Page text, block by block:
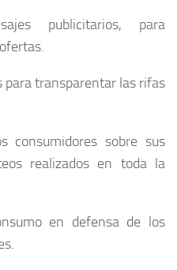
publicitarios, para
para transparentar las rifas
consumidores sobre sus
realizados en toda la
en defensa de los